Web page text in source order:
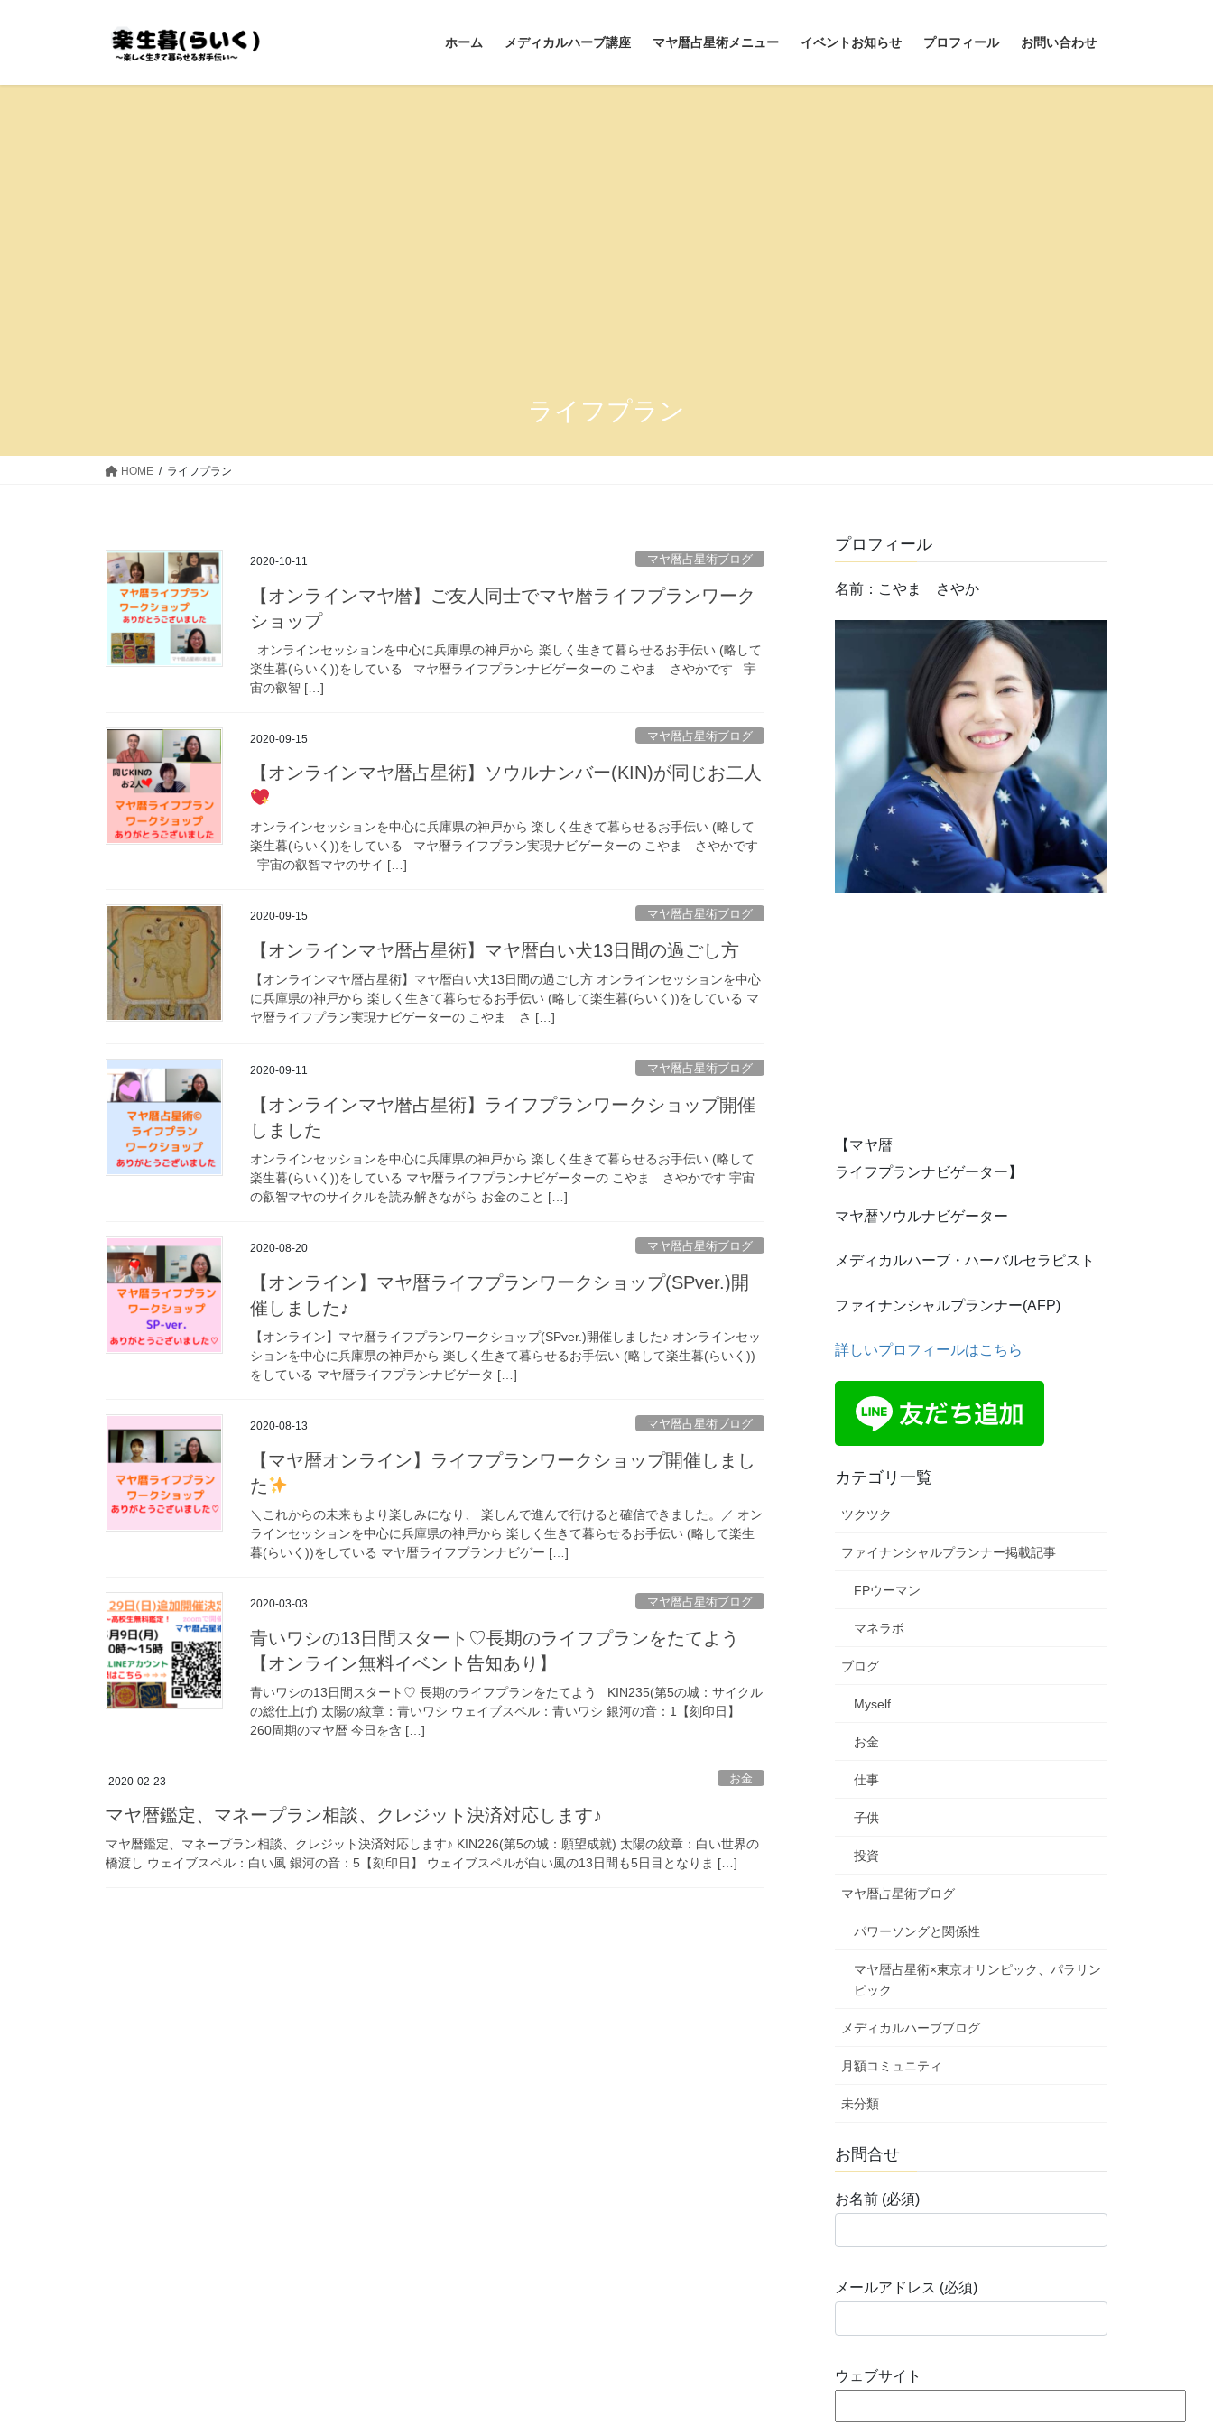
ホーム メディカルハーブ講座 マヤ暦占星術メニュー イベントお知らせ プロフィール お問い合わせ
ライフプラン
HOME ライフプラン
2020-10-11 マヤ暦占星術ブログ
【オンラインマヤ暦】ご友人同士でマヤ暦ライフプランワーク
ショップ
オンラインセッションを中心に兵庫県の神戸から 楽しく生きて暮らせるお手伝い (略して
楽生暮(らいく))をしている マヤ暦ライフプランナビゲーターの こやま さやかです 宇
宙の叡智 […]
2020-09-15 マヤ暦占星術ブログ
【オンラインマヤ暦占星術】ソウルナンバー(KIN)が同じお二人
オンラインセッションを中心に兵庫県の神戸から 楽しく生きて暮らせるお手伝い (略して
楽生暮(らいく))をしている マヤ暦ライフプラン実現ナビゲーターの こやま さやかです
宇宙の叡智マヤのサイ […]
2020-09-15 マヤ暦占星術ブログ
【オンラインマヤ暦占星術】マヤ暦白い犬13日間の過ごし方
【オンラインマヤ暦占星術】マヤ暦白い犬13日間の過ごし方 オンラインセッションを中心
に兵庫県の神戸から 楽しく生きて暮らせるお手伝い (略して楽生暮(らいく))をしている マ
ヤ暦ライフプラン実現ナビゲーターの こやま さ […]
2020-09-11 マヤ暦占星術ブログ
【オンラインマヤ暦占星術】ライフプランワークショップ開催
しました
オンラインセッションを中心に兵庫県の神戸から 楽しく生きて暮らせるお手伝い (略して
楽生暮(らいく))をしている マヤ暦ライフプランナビゲーターの こやま さやかです 宇宙
の叡智マヤのサイクルを読み解きながら お金のこと […]
2020-08-20 マヤ暦占星術ブログ
【オンライン】マヤ暦ライフプランワークショップ(SPver.)開
催しました♪
【オンライン】マヤ暦ライフプランワークショップ(SPver.)開催しました♪ オンラインセッ
ションを中心に兵庫県の神戸から 楽しく生きて暮らせるお手伝い (略して楽生暮(らいく))
をしている マヤ暦ライフプランナビゲータ […]
2020-08-13 マヤ暦占星術ブログ
【マヤ暦オンライン】ライフプランワークショップ開催しまし
た
＼これからの未来もより楽しみになり、 楽しんで進んで行けると確信できました。／ オン
ラインセッションを中心に兵庫県の神戸から 楽しく生きて暮らせるお手伝い (略して楽生
暮(らいく))をしている マヤ暦ライフプランナビゲー […]
2020-03-03 マヤ暦占星術ブログ
青いワシの13日間スタート♡長期のライフプランをたてよう
【オンライン無料イベント告知あり】
青いワシの13日間スタート♡ 長期のライフプランをたてよう KIN235(第5の城：サイクル
の総仕上げ) 太陽の紋章：青いワシ ウェイブスペル：青いワシ 銀河の音：1【刻印日】
260周期のマヤ暦 今日を含 […]
2020-02-23 お金
マヤ暦鑑定、マネープラン相談、クレジット決済対応します♪
マヤ暦鑑定、マネープラン相談、クレジット決済対応します♪ KIN226(第5の城：願望成就) 太陽の紋章：白い世界の
橋渡し ウェイブスペル：白い風 銀河の音：5【刻印日】 ウェイブスペルが白い風の13日間も5日目となりま […]
プロフィール
名前：こやま さやか
【マヤ暦
ライフプランナビゲーター】
マヤ暦ソウルナビゲーター
メディカルハーブ・ハーバルセラピスト
ファイナンシャルプランナー(AFP)
詳しいプロフィールはこちら
カテゴリ一覧
ツクツク
ファイナンシャルプランナー掲載記事
FPウーマン
マネラボ
ブログ
Myself
お金
仕事
子供
投資
マヤ暦占星術ブログ
パワーソングと関係性
マヤ暦占星術×東京オリンピック、パラリン
ピック
メディカルハーブブログ
月額コミュニティ
未分類
お問合せ
お名前 (必須)
メールアドレス (必須)
ウェブサイト